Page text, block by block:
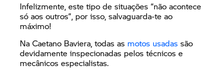
Infelizmente, este tipo de situações “não acontece
só aos outros”, por isso, salvaguarda-te ao
máximo!
Na Caetano Baviera, todas as motos usadas são
devidamente inspecionadas pelos técnicos e
mecânicos especialistas.